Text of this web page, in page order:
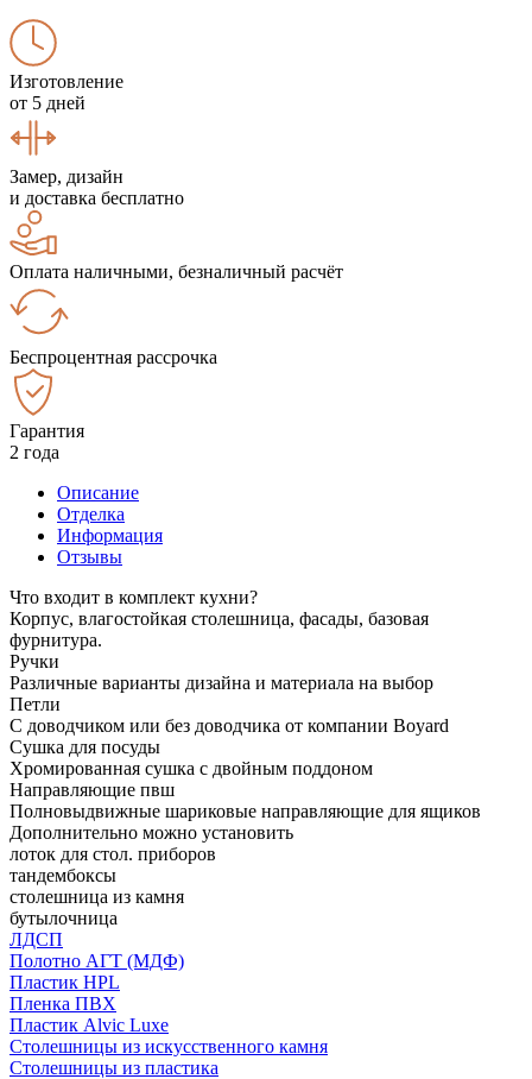
Изготовление
от 5 дней
Замер, дизайн
и доставка бесплатно
Оплата наличными, безналичный расчёт
Беспроцентная рассрочка
Гарантия
2 года
Описание
Отделка
Информация
Отзывы
Что входит в комплект кухни?
Корпус, влагостойкая столешница, фасады, базовая
фурнитура.
Ручки
Различные варианты дизайна и материала на выбор
Петли
С доводчиком или без доводчика от компании Boyard
Сушка для посуды
Хромированная сушка с двойным поддоном
Направляющие пвш
Полновыдвижные шариковые направляющие для ящиков
Дополнительно можно установить
лоток для стол. приборов
тандембоксы
столешница из камня
бутылочница
ЛДСП
Полотно АГТ (МДФ)
Пластик HPL
Пленка ПВХ
Пластик Alvic Luxe
Столешницы из искусственного камня
Столешницы из пластика